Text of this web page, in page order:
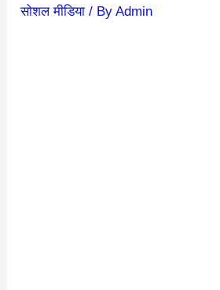
सोशल मीडिया / ByAdmin